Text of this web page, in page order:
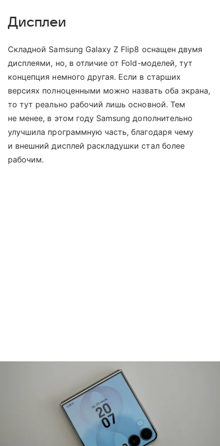
Дисплеи
Складной Samsung Galaxy Z Flip8 оснащен двумя
дисплеями, но, в отличие от Fold-моделей, тут
концепция немного другая. Если в старших
версиях полноценными можно назвать оба экрана,
то тут реально рабочий лишь основной. Тем
не менее, в этом году Samsung дополнительно
улучшила программную часть, благодаря чему
и внешний дисплей раскладушки стал более
рабочим.